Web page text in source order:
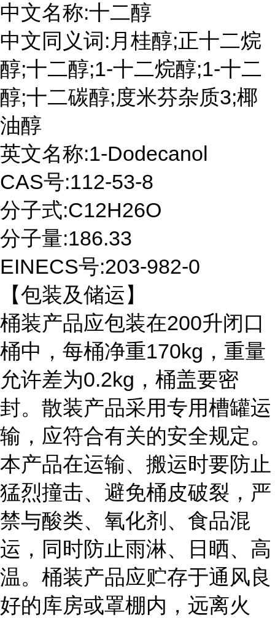
中文名称:十二醇
中文同义词:月桂醇;正十二烷
醇;十二醇;1-十二烷醇;1-十二
醇;十二碳醇;度米芬杂质3;椰
油醇
英文名称:1-Dodecanol
CAS号:112-53-8
分子式:C12H26O
分子量:186.33
EINECS号:203-982-0
【包装及储运】
桶装产品应包装在200升闭口
桶中，每桶净重170kg，重量
允许差为0.2kg，桶盖要密
封。散装产品采用专用槽罐运
输，应符合有关的安全规定。
本产品在运输、搬运时要防止
猛烈撞击、避免桶皮破裂，严
禁与酸类、氧化剂、食品混
运，同时防止雨淋、日晒、高
温。桶装产品应贮存于通风良
好的库房或罩棚内，远离火